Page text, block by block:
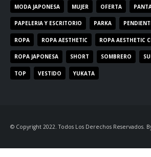
MODA JAPONESA MUJER OFERTA
PAPELERIA Y ESCRITORIO PARKA
ROPA ROPA AESTHETIC ROPA AESTHETIC
ROPA JAPONESA SHORT SOMBRERO
TOP VESTIDO YUKATA
© Copyright 2022. Todos Los Derechos Reservados.